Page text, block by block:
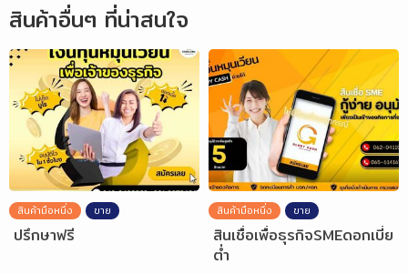
สินค้าอื่นๆ ที่น่าสนใจ
สินค้ามือหนึ่ง ขาย
ปรึกษาฟรี
สินค้ามือหนึ่ง ขาย
สินเชื่อเพื่อธุรกิจSMEดอกเบี่ย
ต่ำ